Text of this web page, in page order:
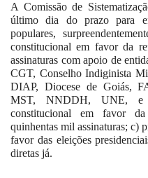
A Comissão de
último dia do prazo para
populares,
constitucional em favor da
assinaturas com apoio de
CGT, Conselho Indiginista
DIAP, Diocese de Goiás,
MST, NNDDH, UNE, e
constitucional em favor
quinhentas mil assinaturas; c)
favor das eleições
diretas já.